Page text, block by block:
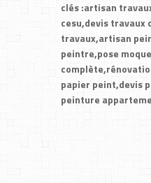
clés :artisan
cesu,devis
travaux,artisan
peintre,pose
papier peint,devis
peinture